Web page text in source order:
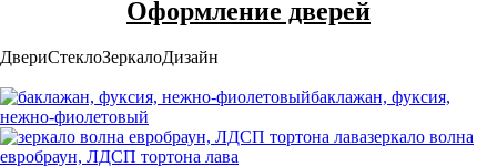
Оформление дверей
ДвериСтеклоЗеркалоДизайн
баклажан, фуксия,
нежно-фиолетовый
зеркало волна
евробраун, ЛДСП тортона лава